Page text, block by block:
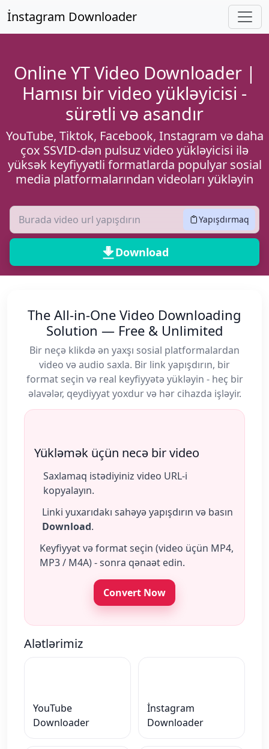
Əsas məzmuna keçin
İnstagram Downloader
Online YT Video Downloader |
Hamısı bir video yükləyicisi -
sürətli və asandır
YouTube, Tiktok, Facebook, Instagram və daha
çox SSVID-dən pulsuz video yükləyicisi ilə
yüksək keyfiyyətli formatlarda populyar sosial
media platformalarından videoları yükləyin
Yapışdırmaq
Download
The All‑in‑One Video Downloading
Solution — Free & Unlimited
Bir neçə klikdə ən yaxşı sosial platformalardan
video və audio saxla. Bir link yapışdırın, bir
format seçin və real keyfiyyətə yükləyin - heç bir
əlavələr, qeydiyyat yoxdur və hər cihazda işləyir.
Yükləmək üçün necə bir video
Saxlamaq istədiyiniz video URL-i
kopyalayın.
Linki yuxarıdakı sahəyə yapışdırın və basın
Download.
Keyfiyyət və format seçin (video üçün MP4,
MP3 / M4A) - sonra qənaət edin.
Convert Now
Alətlərimiz
YouTube
Downloader
İnstagram
Downloader